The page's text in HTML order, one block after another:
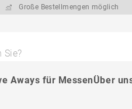
Große Bestellmengen möglich
Sie?
Aways für MessenÜber